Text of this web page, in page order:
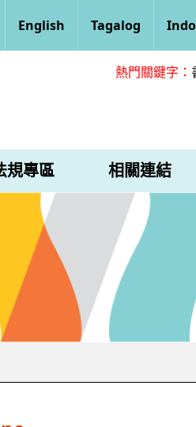
English Tagalog
熱門關鍵字：
規專區 相關連結